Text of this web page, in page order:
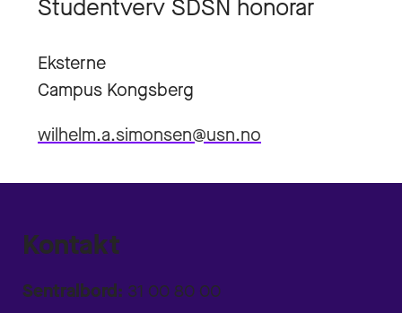
Studentverv SDSN honorar
Eksterne
Campus Kongsberg
wilhelm.a.simonsen@usn.no
Kontakt
Sentralbord: 31 00 80 00